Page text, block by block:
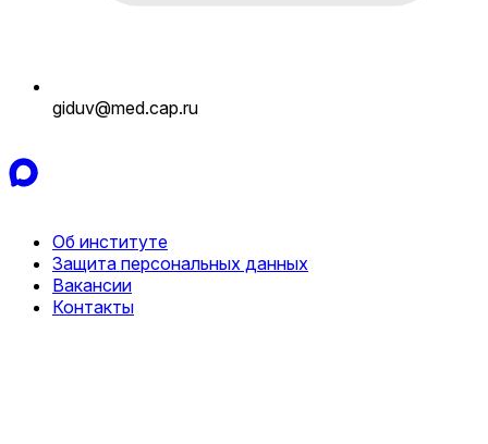
giduv@med.cap.ru
Об институте
Защита персональных данных
Вакансии
Контакты